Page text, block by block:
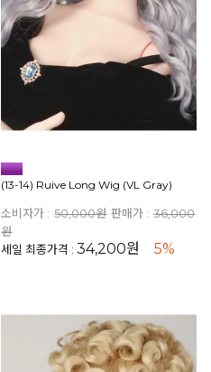
(13-14) Ruive Long Wig (VL Gray)
소비자가 : 50,000원 판매가 : 36,000
원
세일 최종가격 :34,200원 5%